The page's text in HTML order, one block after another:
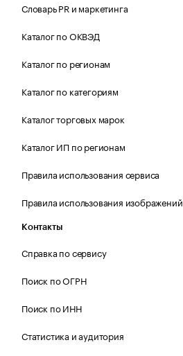
Словарь PR и маркетинга
Каталог по ОКВЭД
Каталог по регионам
Каталог по категориям
Каталог торговых марок
Каталог ИП по регионам
Правила использования сервиса
Правила использования изображений
Контакты
Справка по сервису
Поиск по ОГРН
Поиск по ИНН
Статистика и аудитория